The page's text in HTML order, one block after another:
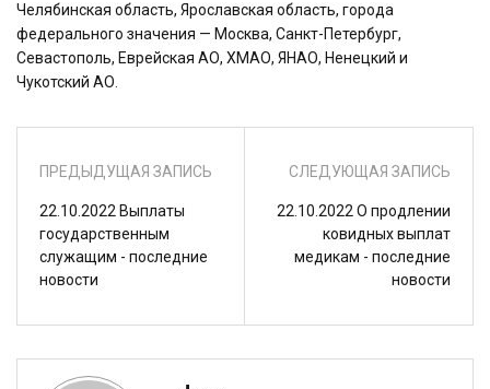
Челябинская область, Ярославская область, города
федерального значения — Москва, Санкт-Петербург,
Севастополь, Еврейская АО, ХМАО, ЯНАО, Ненецкий и
Чукотский АО.
ПРЕДЫДУЩАЯ ЗАПИСЬ
22.10.2022 Выплаты
государственным
служащим - последние
новости
СЛЕДУЮЩАЯ ЗАПИСЬ
22.10.2022 О продлении
ковидных выплат
медикам - последние
новости